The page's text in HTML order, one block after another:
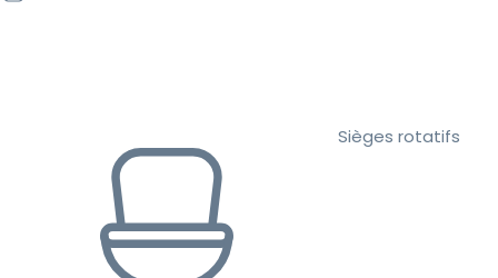
Sièges rotatifs